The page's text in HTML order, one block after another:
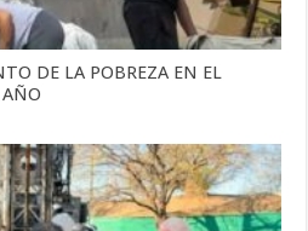
DE LA POBREZA EN EL